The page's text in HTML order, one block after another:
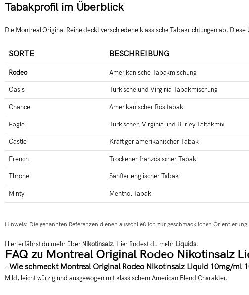
Tabakprofil im Überblick
Die Montreal Original Reihe deckt verschiedene klassische Tabakrichtungen ab.
SORTE BESCHREIBUNG
Rodeo Amerikanische Tabakmischung
Oasis Türkische und Virginia Tabakmischung
Chance Amerikanischer Rösttabak
Eagle Türkischer, Virginia und Burley Tabakmix
Castle Kräftiger amerikanischer Tabak
French Trockener französischer Tabak
Throne Sanfter englischer Tabak
Minty Menthol Tabak
Hinweis: Die genannten Referenzen dienen ausschließlich zur geschmacklichen
Hier erfährst du mehr über Nikotinsalz. Hier findest du mehr Liquids.
FAQ zu Montreal Original Rodeo Nikotinsalz
Wie schmeckt Montreal Original Rodeo Nikotinsalz Liquid 10mg/ml
Mild, leicht würzig und ausgewogen mit klassischem American Blend Charakter.